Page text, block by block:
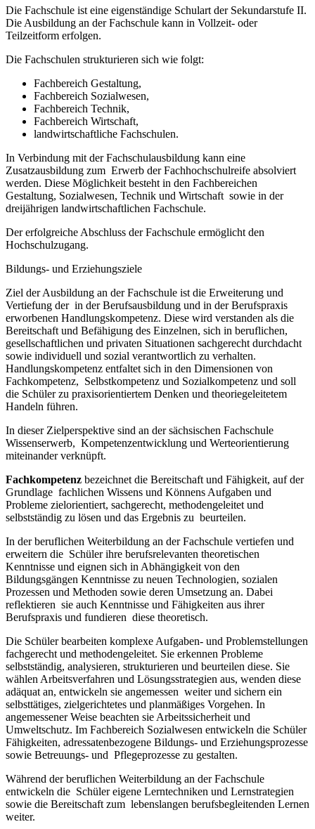
Die Fachschule ist eine eigenständige Schulart der Sekundarstufe II.
Die Ausbildung an der Fachschule kann in Vollzeit- oder
Teilzeitform erfolgen.
Die Fachschulen strukturieren sich wie folgt:
Fachbereich Gestaltung,
Fachbereich Sozialwesen,
Fachbereich Technik,
Fachbereich Wirtschaft,
landwirtschaftliche Fachschulen.
In Verbindung mit der Fachschulausbildung kann eine
Zusatzausbildung zum Erwerb der Fachhochschulreife absolviert
werden. Diese Möglichkeit besteht in den Fachbereichen
Gestaltung, Sozialwesen, Technik und Wirtschaft sowie in der
dreijährigen landwirtschaftlichen Fachschule.
Der erfolgreiche Abschluss der Fachschule ermöglicht den
Hochschulzugang.
Bildungs- und Erziehungsziele
Ziel der Ausbildung an der Fachschule ist die Erweiterung und
Vertiefung der in der Berufsausbildung und in der Berufspraxis
erworbenen Handlungskompetenz. Diese wird verstanden als die
Bereitschaft und Befähigung des Einzelnen, sich in beruflichen,
gesellschaftlichen und privaten Situationen sachgerecht durchdacht
sowie individuell und sozial verantwortlich zu verhalten.
Handlungskompetenz entfaltet sich in den Dimensionen von
Fachkompetenz, Selbstkompetenz und Sozialkompetenz und soll
die Schüler zu praxisorientiertem Denken und theoriegeleitetem
Handeln führen.
In dieser Zielperspektive sind an der sächsischen Fachschule
Wissenserwerb, Kompetenzentwicklung und Werteorientierung
miteinander verknüpft.
Fachkompetenz bezeichnet die Bereitschaft und Fähigkeit, auf der
Grundlage fachlichen Wissens und Könnens Aufgaben und
Probleme zielorientiert, sachgerecht, methodengeleitet und
selbstständig zu lösen und das Ergebnis zu beurteilen.
In der beruflichen Weiterbildung an der Fachschule vertiefen und
erweitern die Schüler ihre berufsrelevanten theoretischen
Kenntnisse und eignen sich in Abhängigkeit von den
Bildungsgängen Kenntnisse zu neuen Technologien, sozialen
Prozessen und Methoden sowie deren Umsetzung an. Dabei
reflektieren sie auch Kenntnisse und Fähigkeiten aus ihrer
Berufspraxis und fundieren diese theoretisch.
Die Schüler bearbeiten komplexe Aufgaben- und Problemstellungen
fachgerecht und methodengeleitet. Sie erkennen Probleme
selbstständig, analysieren, strukturieren und beurteilen diese. Sie
wählen Arbeitsverfahren und Lösungsstrategien aus, wenden diese
adäquat an, entwickeln sie angemessen weiter und sichern ein
selbsttätiges, zielgerichtetes und planmäßiges Vorgehen. In
angemessener Weise beachten sie Arbeitssicherheit und
Umweltschutz. Im Fachbereich Sozialwesen entwickeln die Schüler
Fähigkeiten, adressatenbezogene Bildungs- und Erziehungsprozesse
sowie Betreuungs- und Pflegeprozesse zu gestalten.
Während der beruflichen Weiterbildung an der Fachschule
entwickeln die Schüler eigene Lerntechniken und Lernstrategien
sowie die Bereitschaft zum lebenslangen berufsbegleitenden Lernen
weiter.